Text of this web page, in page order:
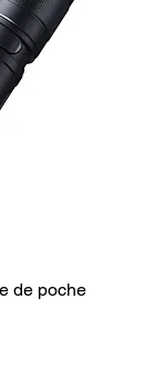
de poche